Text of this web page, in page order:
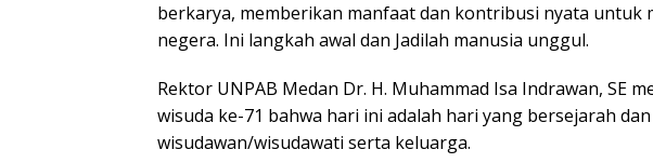
berkarya, memberikan manfaat dan kontribusi nyata untuk
negera. Ini langkah awal dan Jadilah manusia unggul.
Rektor UNPAB Medan Dr. H. Muhammad Isa Indrawan, SE
wisuda ke-71 bahwa hari ini adalah hari yang bersejarah
wisudawan/wisudawati serta keluarga.